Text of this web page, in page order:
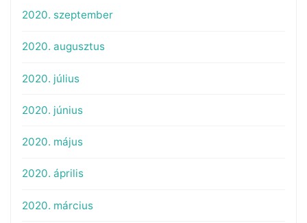
2020. szeptember
2020. augusztus
2020. július
2020. június
2020. május
2020. április
2020. március